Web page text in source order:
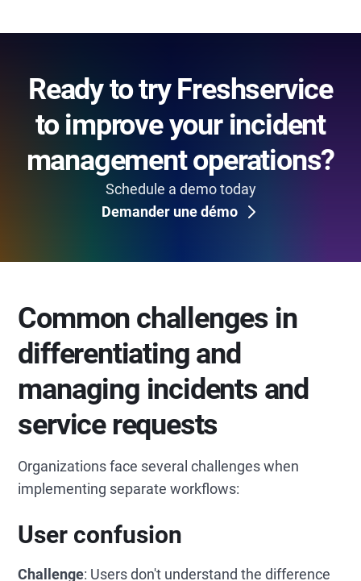
Ready to try Freshservice
to improve your incident
management operations?
Schedule a demo today
Demander une démo
Common challenges in
differentiating and
managing incidents and
service requests
Organizations face several challenges when
implementing separate workflows:
User confusion
Challenge: Users don't understand the difference